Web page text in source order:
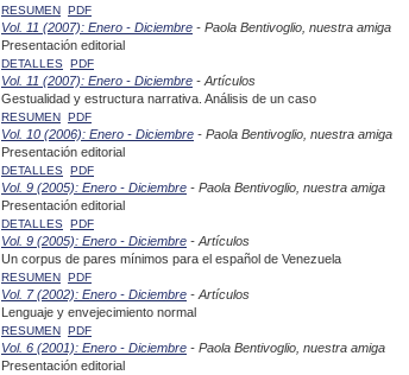
RESUMEN PDF
Vol. 11 (2007): Enero - Diciembre - Paola Bentivoglio, nuestra amiga
Presentación editorial
DETALLES PDF
Vol. 11 (2007): Enero - Diciembre - Artículos
Gestualidad y estructura narrativa. Análisis de un caso
RESUMEN PDF
Vol. 10 (2006): Enero - Diciembre - Paola Bentivoglio, nuestra amiga
Presentación editorial
DETALLES PDF
Vol. 9 (2005): Enero - Diciembre - Paola Bentivoglio, nuestra amiga
Presentación editorial
DETALLES PDF
Vol. 9 (2005): Enero - Diciembre - Artículos
Un corpus de pares mínimos para el español de Venezuela
RESUMEN PDF
Vol. 7 (2002): Enero - Diciembre - Artículos
Lenguaje y envejecimiento normal
RESUMEN PDF
Vol. 6 (2001): Enero - Diciembre - Paola Bentivoglio, nuestra amiga
Presentación editorial